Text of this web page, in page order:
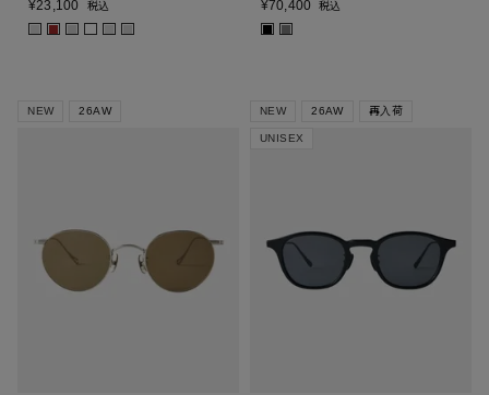
¥23,100 税込
■
¥70,400 税込
■ ■
NEW 26AW NEW 26AW 再入荷
UNISEX